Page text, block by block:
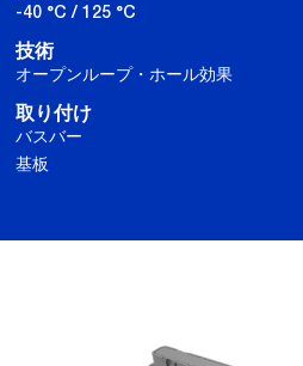
-40 °C / 125 °C
技術
オープンループ・ホール効果
取り付け
バスバー
基板